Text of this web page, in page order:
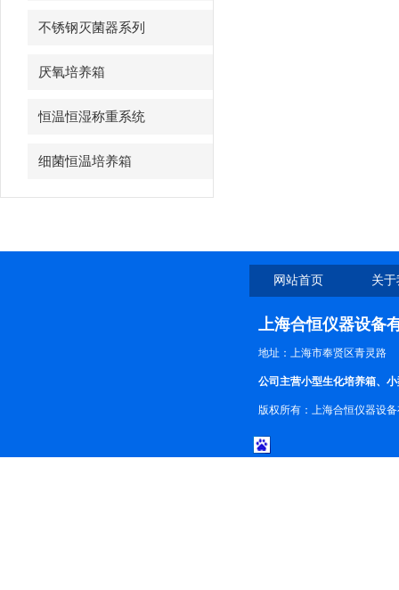
不锈钢灭菌器系列
厌氧培养箱
恒温恒湿称重系统
细菌恒温培养箱
网站首页 关
上海合恒仪器设备
地址：上海市奉贤区青灵路
公司主营小型生化培养箱、
版权所有：上海合恒仪器设